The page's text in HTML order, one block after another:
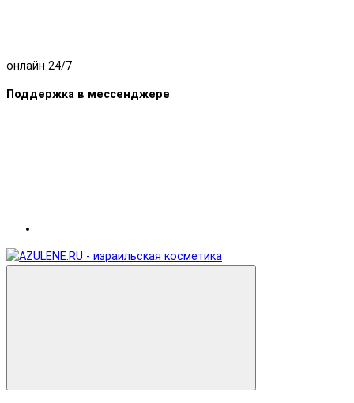
онлайн 24/7
Поддержка в мессенджере